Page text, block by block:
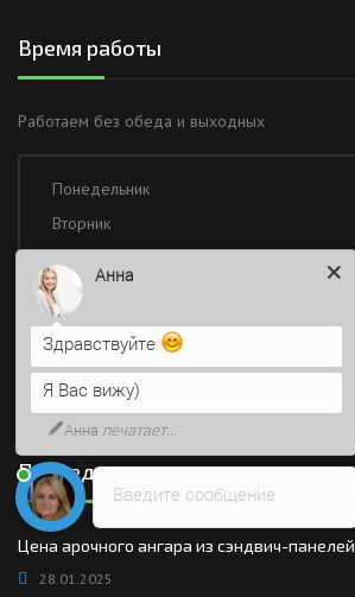
Время работы
Работаем без обеда и выходных
Понедельник
Вторник
Четверг
Пятница
Суббота
Воскресение
Последние новости
Цена арочного ангара из сэндвич-панелей
28.01.2025
Введите сообщение
Анна
Здравствуйте
Я Вас вижу)
Анна печатает...